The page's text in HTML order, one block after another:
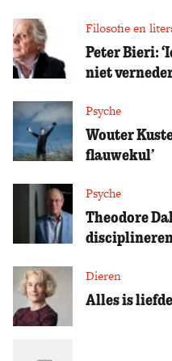
Filosofie en
Peter Bieri:
niet
Psyche
Wouter
flauwekul’
Psyche
Theodore
Dieren
Alles is liefde